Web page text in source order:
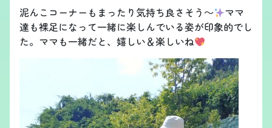
泥んこコーナーもまったり気持ち良さそう～
ママ
達も裸足になって一緒に楽しんでいる姿が印象的でし
た。ママも一緒だと、嬉しい＆楽しいね